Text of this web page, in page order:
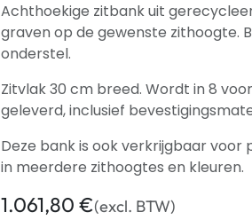
Achthoekige zitbank uit
graven op de gewenste zithoogte.
onderstel.
Zitvlak 30 cm breed. Wordt in 8
geleverd, inclusief
Deze bank is ook verkrijgbaar voor
in meerdere zithoogtes en kleuren.
1.061,80 €(excl. BTW)